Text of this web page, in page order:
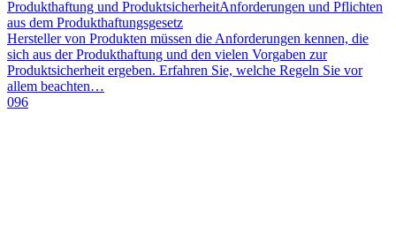
Produkthaftung und ProduktsicherheitAnforderungen und Pflichten
aus dem Produkthaftungsgesetz
Hersteller von Produkten müssen die Anforderungen kennen, die
sich aus der Produkthaftung und den vielen Vorgaben zur
Produktsicherheit ergeben. Erfahren Sie, welche Regeln Sie vor
allem beachten…
096